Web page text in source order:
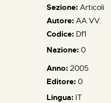
Sezione: Articoli
Autore: AA.VV.
Codice: Df1
Nazione: 0
Anno: 2005
Editore: 0
Lingua: IT